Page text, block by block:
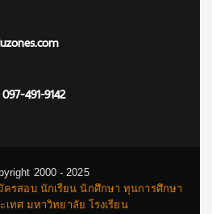
491-9142
2000 - 2025
ครสอบ นักเรียน นักศึกษา ทุนการศึกษา
เทศ มหาวิทยาลัย โรงเรียน